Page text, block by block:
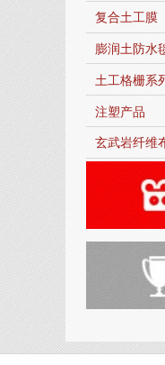
复合土工膜
膨润土防水
土工格栅系
注塑产品
玄武岩纤维